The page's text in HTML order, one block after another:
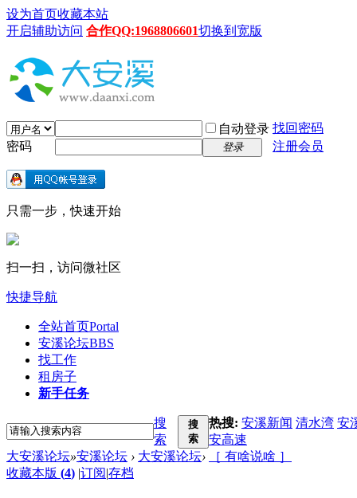
设为首页收藏本站
开启辅助访问 合作QQ:1968806601切换到宽版
自动登录 找回密码
密码
登录 注册会员
只需一步，快速开始
扫一扫，访问微社区
快捷导航
全站首页Portal
安溪论坛BBS
找工作
租房子
新手任务
搜
索
搜
索
热搜: 安溪新闻 清水湾 安
安高速
大安溪论坛»安溪论坛 › 大安溪论坛›
［ 有啥说啥 ］
收藏本版 (4) |订阅|存档